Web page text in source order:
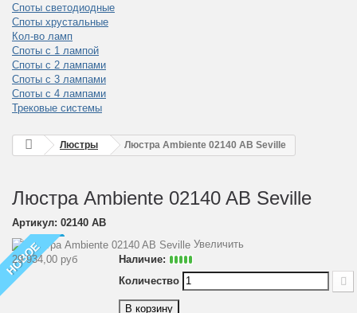
Споты светодиодные
Споты хрустальные
Кол-во ламп
Споты с 1 лампой
Споты с 2 лампами
Споты с 3 лампами
Споты с 4 лампами
Трековые системы
Люстры Люстра Ambiente 02140 AB Seville
Люстра Ambiente 02140 AB Seville
Артикул: 02140 AB
НОВОЕ
Увеличить
29 934,00 руб
Наличие:
Количество
В корзину